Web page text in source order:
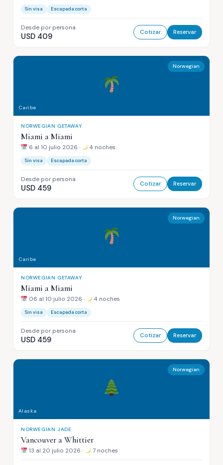
Sin visa Escapada corta
Desde por persona
USD 409 Cotizar Reservar
Caribe
Norwegian
NORWEGIAN GETAWAY
Miami a Miami
6 al 10 julio 2026 · 4 noches
Sin visa Escapada corta
Desde por persona
USD 459 Cotizar Reservar
Caribe
Norwegian
NORWEGIAN GETAWAY
Miami a Miami
06 al 10 julio 2026 · 4 noches
Sin visa Escapada corta
Desde por persona
USD 459 Cotizar Reservar
Alaska
Norwegian
NORWEGIAN JADE
Vancouver a Whittier
13 al 20 julio 2026 · 7 noches